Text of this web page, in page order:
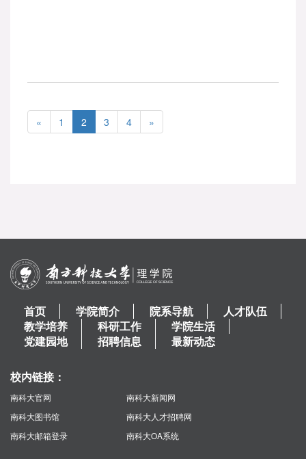
« 1 2 3 4 »
首页 学院简介 院系导航
人才队伍
教学培养
科研工作
学院生活
党建园地
招聘信息 最新动态
校内链接：
南科大官网
南科大新闻网
南科大图书馆
南科大人才招聘网
南科大邮箱登录
南科大OA系统